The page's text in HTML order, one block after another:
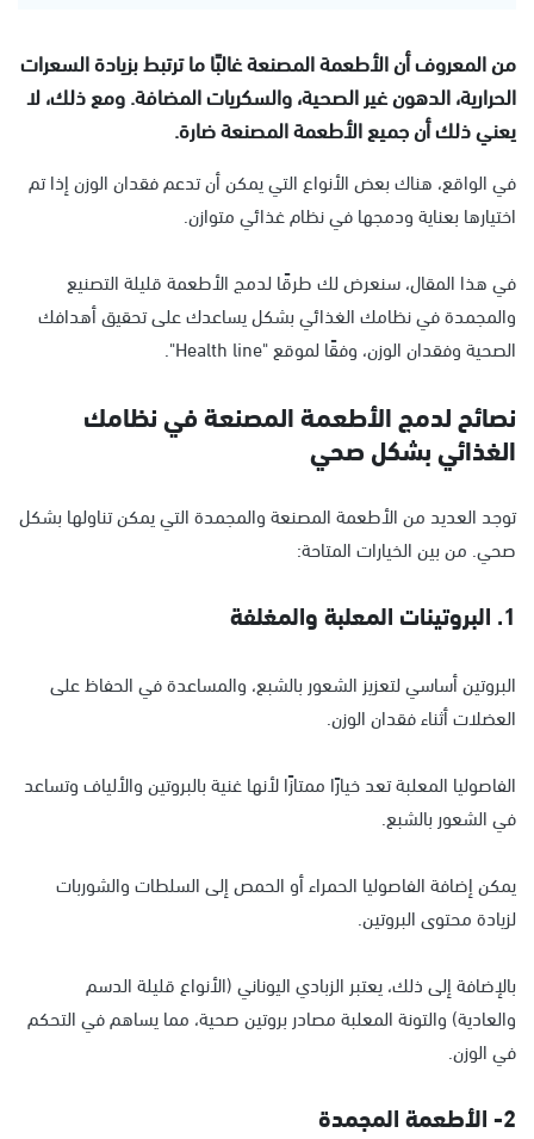
من المعروف أن الأطعمة المصنعة غالبًا ما ترتبط بزيادة السعرات
الحرارية، الدهون غير الصحية، والسكريات المضافة. ومع ذلك، لا
يعني ذلك أن جميع الأطعمة المصنعة ضارة.
في الواقع، هناك بعض الأنواع التي يمكن أن تدعم فقدان الوزن إذا تم
اختيارها بعناية ودمجها في نظام غذائي متوازن.
في هذا المقال، سنعرض لك طرقًا لدمج الأطعمة قليلة التصنيع
والمجمدة في نظامك الغذائي بشكل يساعدك على تحقيق أهدافك
الصحية وفقدان الوزن، وفقًا لموقع "Health line".
نصائح لدمج الأطعمة المصنعة في نظامك
الغذائي بشكل صحي
توجد العديد من الأطعمة المصنعة والمجمدة التي يمكن تناولها بشكل
صحي. من بين الخيارات المتاحة:
1. البروتينات المعلبة والمغلفة
البروتين أساسي لتعزيز الشعور بالشبع، والمساعدة في الحفاظ على
العضلات أثناء فقدان الوزن.
الفاصوليا المعلبة تعد خيارًا ممتازًا لأنها غنية بالبروتين والألياف وتساعد
في الشعور بالشبع.
يمكن إضافة الفاصوليا الحمراء أو الحمص إلى السلطات والشوربات
لزيادة محتوى البروتين.
بالإضافة إلى ذلك، يعتبر الزبادي اليوناني (الأنواع قليلة الدسم
والعادية) والتونة المعلبة مصادر بروتين صحية، مما يساهم في التحكم
في الوزن.
2- الأطعمة المجمدة